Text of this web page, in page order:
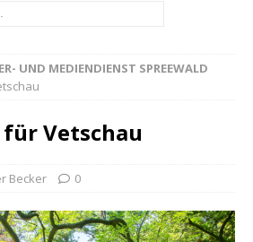
UND MEDIENDIENST SPREEWALD
Vetschau
Becker 0